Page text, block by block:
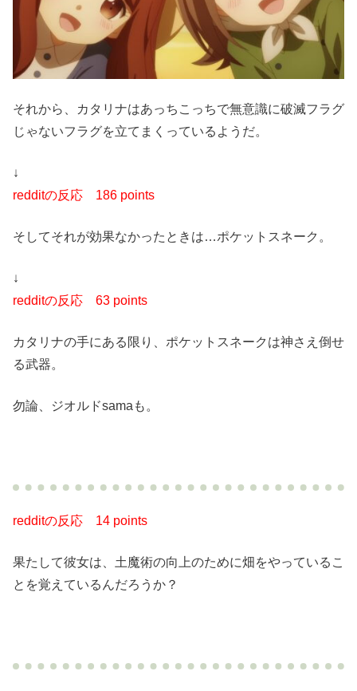
それから、カタリナはあっちこっちで無意識に破滅フラグ
じゃないフラグを立てまくっているようだ。
↓
redditの反応 186 points
そしてそれが効果なかったときは…ポケットスネーク。
↓
redditの反応 63 points
カタリナの手にある限り、ポケットスネークは神さえ倒せ
る武器。
勿論、ジオルドsamaも。
redditの反応 14 points
果たして彼女は、土魔術の向上のために畑をやっているこ
とを覚えているんだろうか？